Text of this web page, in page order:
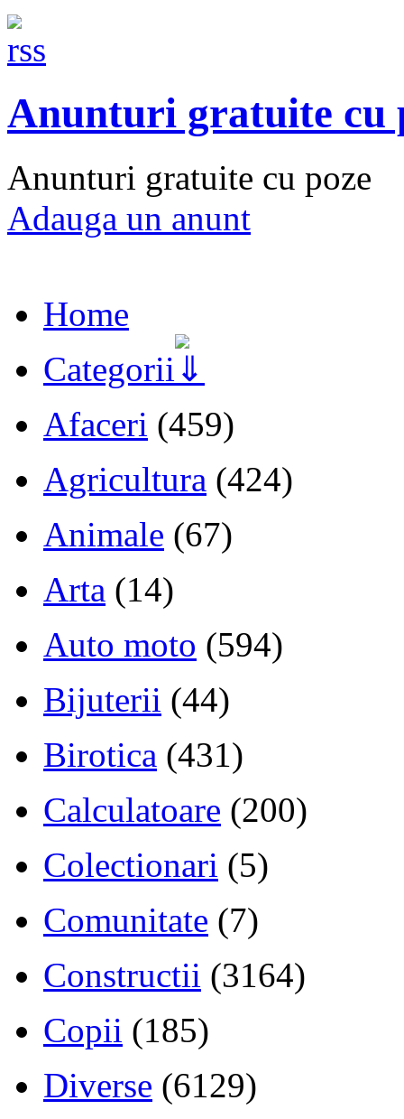
Anunturi gratuite cu
Anunturi gratuite cu poze
Adauga un anunt
Home
Categorii
Afaceri (459)
Agricultura (424)
Animale (67)
Arta (14)
Auto moto (594)
Bijuterii (44)
Birotica (431)
Calculatoare (200)
Colectionari (5)
Comunitate (7)
Constructii (3164)
Copii (185)
Diverse (6129)